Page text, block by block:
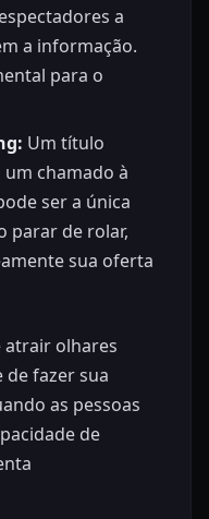
a
a informação.
para o
Um título
chamado à
ser a única
parar de rolar,
sua oferta
atrair olhares
de fazer sua
as pessoas
de